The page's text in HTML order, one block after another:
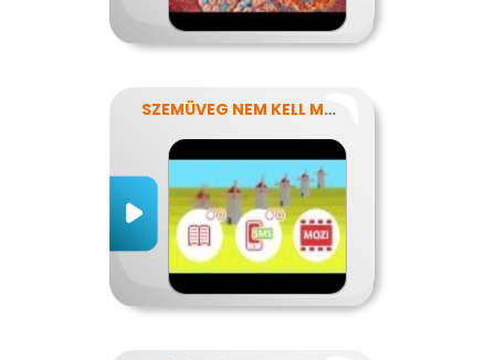
SZEMÜVEG NEM KELL MÉG?